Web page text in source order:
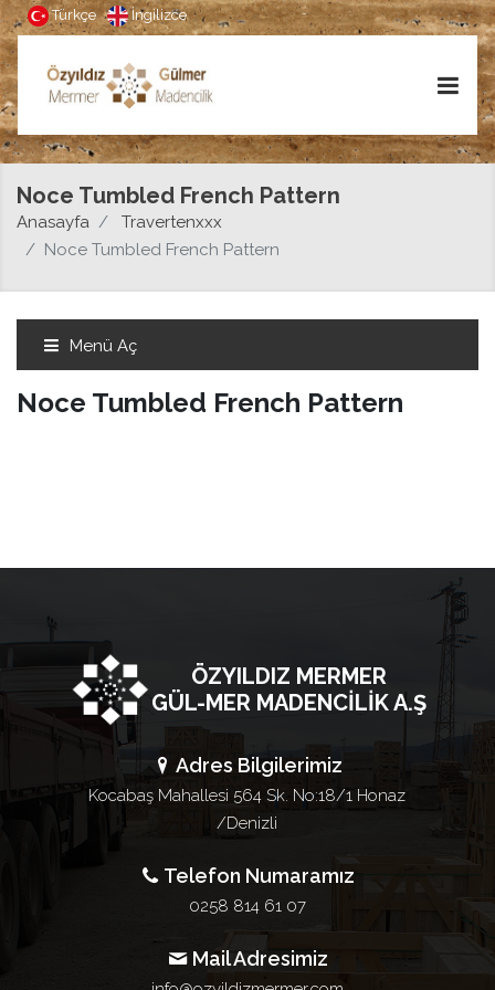
Türkçe İngilizce
Noce Tumbled French Pattern
Anasayfa
Travertenxxx
Noce Tumbled French Pattern
Menü Aç
Noce Tumbled French Pattern
ÖZYILDIZ MERMER
GÜL-MER MADENCİLİK A.Ş
Adres Bilgilerimiz
Kocabaş Mahallesi 564 Sk. No:18/1 Honaz
/Denizli
Telefon Numaramız
0258 814 61 07
Mail Adresimiz